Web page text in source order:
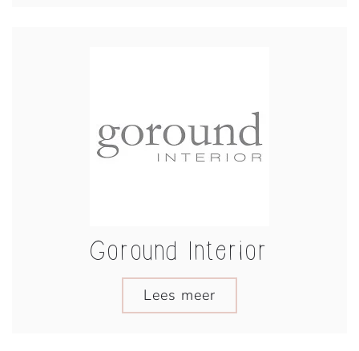
Goround Interior
Lees meer